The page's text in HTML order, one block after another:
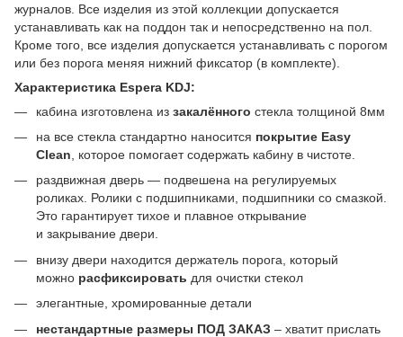
журналов. Все изделия из этой коллекции допускается
устанавливать как на поддон так и непосредственно на пол.
Кроме того, все изделия допускается устанавливать с порогом
или без порога меняя нижний фиксатор (в комплекте).
Характеристика Espera KDJ:
кабина изготовлена из закалённого стекла толщиной 8мм
на все стекла стандартно наносится покрытие Easy
Clean , которое помогает содержать кабину в чистоте.
раздвижная дверь — подвешена на регулируемых
роликах. Ролики с подшипниками, подшипники со смазкой.
Это гарантирует тихое и плавное открывание
и закрывание двери.
внизу двери находится держатель порога, который
можно расфиксировать для очистки стекол
элегантные, хромированные детали
нестандартные размеры ПОД ЗАКАЗ – хватит прислать